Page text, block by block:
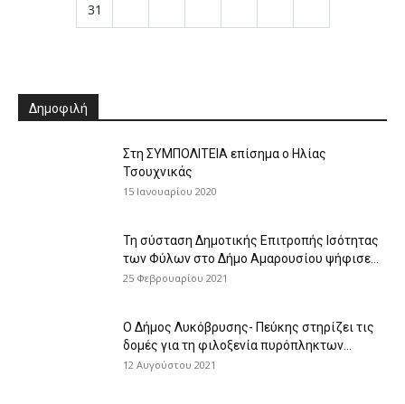
31
Δημοφιλή
Στη ΣΥΜΠΟΛΙΤΕΙΑ επίσημα ο Ηλίας
Τσουχνικάς
15 Ιανουαρίου 2020
Τη σύσταση Δημοτικής Επιτροπής Ισότητας
των Φύλων στο Δήμο Αμαρουσίου ψήφισε...
25 Φεβρουαρίου 2021
Ο Δήμος Λυκόβρυσης- Πεύκης στηρίζει τις
δομές για τη φιλοξενία πυρόπληκτων...
12 Αυγούστου 2021